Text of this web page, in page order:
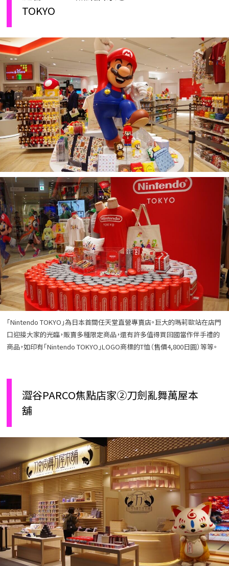
TOKYO
「Nintendo TOKYO」為日本首間任天堂直營專賣店。巨大的瑪莉歐站在店門
口迎接大家的光臨，販賣多種限定商品，還有許多值得買回國當作伴手禮的
商品，如印有「Nintendo TOKYO」LOGO商標的T恤（售價4,800日圓）等等。
澀谷PARCO焦點店家②刀劍亂舞萬屋本
舖